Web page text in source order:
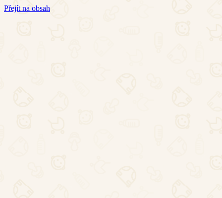
Přejít na obsah